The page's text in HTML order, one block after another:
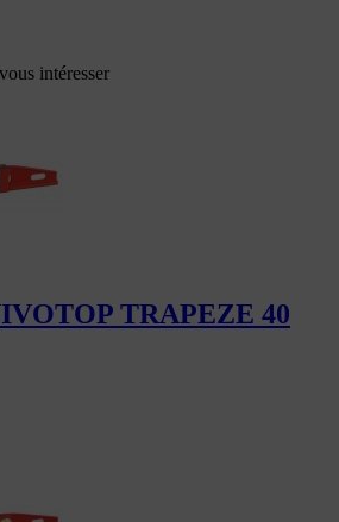
intéresser
TRAPEZE 40